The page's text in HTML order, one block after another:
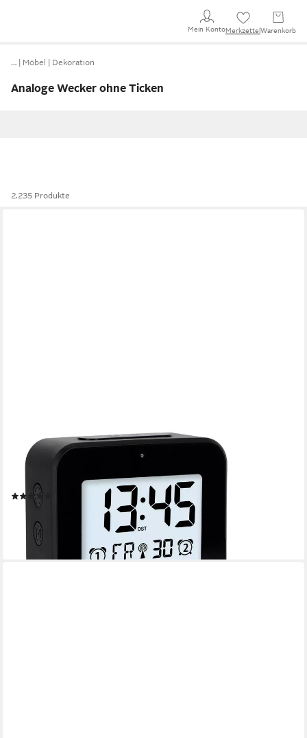
Mein KontoMerkzettel Warenkorb
… Möbel Dekoration
Analoge Wecker ohne Ticken
2.235 Produkte
Funkwecker Wecker digital funk mit Temperatur und
Luftfeuchtigkeit Wecker mit Licht, 2 Weckzeiten &
Schlummerfunktion, inkl. Batterien
22,95 €
lieferbar - in 4-5 Werktagen bei dir